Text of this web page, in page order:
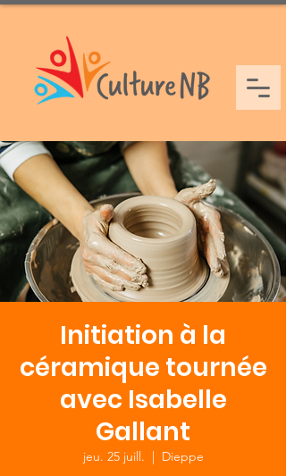
Initiation à la
céramique tournée
avec Isabelle
Gallant
jeu. 25 juill.
  |
Dieppe